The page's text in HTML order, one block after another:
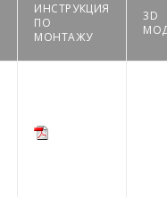
ИНСТРУКЦИЯ
ПО
МОНТАЖУ
3D